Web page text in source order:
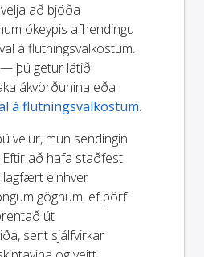
að bjóða
ókeypis afhendingu
á flutningsvalkostum.
þú getur látið
ákvörðunina eða
á flutningsvalkostum.
velur, mun sendingin
að hafa staðfest
lagfært einhver
gögnum, ef þörf
út
sent sjálfvirkar